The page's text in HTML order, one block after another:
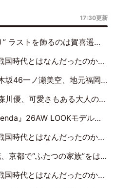
17:30更新
ぶりの登場に「5年分大人になった私を見ていただけたら」
『ハロプロやりたかったな』って言ったら、夢眠ねむさんに『てめえはでんぱ組．incなんだよ！』って肩パンされて(笑)」
元福岡『めんべい25周年トップサポーター』に就任
、可愛さもある大人の女性に
』26AW LOOKモデルに就任
本彩花「TIFで10年ぶりのキョンシーメイクをしたら、場を完全に引かせてしまって。時代が変わったんだなって」
しご！ “母”黒谷友香に見送られ、“父”松岡昌宏とはハシゴ酒
×飯田らうら「正直、中3で辞めるというのを信じてなくて。そう言われてはいたけど、嘘でしょって」